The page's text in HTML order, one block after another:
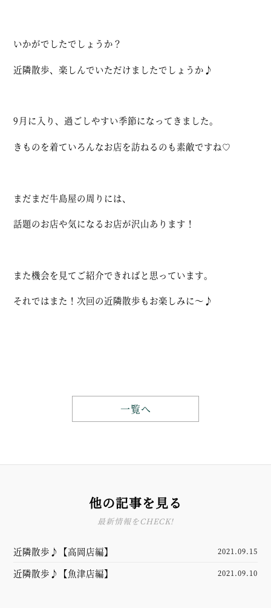
いかがでしたでしょうか？
近隣散歩、楽しんでいただけましたでしょうか♪
9月に入り、過ごしやすい季節になってきました。
きものを着ていろんなお店を訪ねるのも素敵ですね♡
まだまだ牛島屋の周りには、
話題のお店や気になるお店が沢山あります！
また機会を見てご紹介できればと思っています。
それではまた！次回の近隣散歩もお楽しみに～♪
一覧へ
他の記事を見る
最新情報をCHECK!
近隣散歩♪【高岡店編】 2021.09.15
近隣散歩♪【魚津店編】 2021.09.10